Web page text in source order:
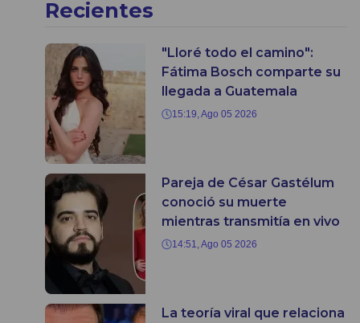
Recientes
"Lloré todo el camino":
Fátima Bosch comparte su
llegada a Guatemala
15:19, Ago 05 2026
Pareja de César Gastélum
conoció su muerte
mientras transmitía en vivo
14:51, Ago 05 2026
La teoría viral que relaciona